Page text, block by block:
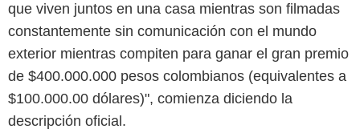
que viven juntos en una casa mientras son filmadas
constantemente sin comunicación con el mundo
exterior mientras compiten para ganar el gran premio
de $400.000.000 pesos colombianos (equivalentes a
$100.000.00 dólares)", comienza diciendo la
descripción oficial.